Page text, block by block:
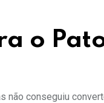
o
não conseguiu